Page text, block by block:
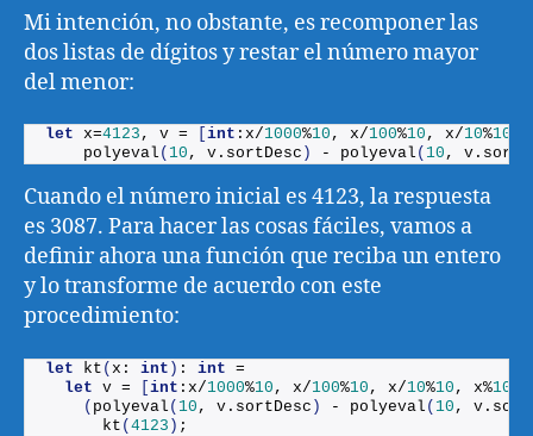
Mi intención, no obstante, es recomponer las
dos listas de dígitos y restar el número mayor
del menor:
let x=4123 , v = int :x/1000%10 , x/100%10 , x/10%10
polyeval ( 10 , v. sortDesc ) - polyeval ( 10 , v. sort
Cuando el número inicial es 4123, la respuesta
es 3087. Para hacer las cosas fáciles, vamos a
definir ahora una función que reciba un entero
y lo transforme de acuerdo con este
procedimiento:
let kt (x: int ) : int =
let v = [int :x/1000%10 , x/100%10 , x/10%10 , x%10
( polyeval ( 10 , v. sortDesc ) - polyeval ( 10 , v. sort
kt (4123 ) ;